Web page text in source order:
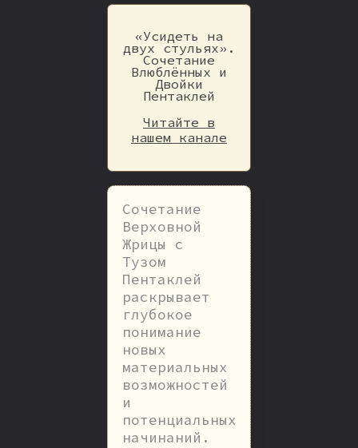
«Усидеть на
двух стульях».
Сочетание
Влюблённых и
Двойки
Пентаклей
Читайте в
нашем канале
Сочетание
Верховной
Жрицы с
Тузом
Пентаклей
раскрывает
глубокое
понимание
новых
материальных
возможностей
и
потенциальных
начинаний.